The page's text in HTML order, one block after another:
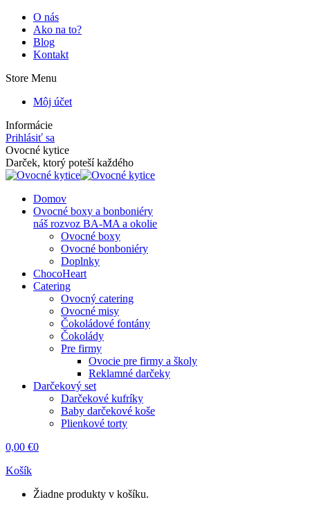
Skip
content
O nás
Ako na to?
Blog
Kontakt
Store Menu
Môj účet
Informácie
Prihlásiť sa
Facebook
page
opens
new
window
Instagram
page
opens
new
window
Ovocné kytice
Darček, ktorý poteší každého
Domov
Ovocné boxy a bonboniéry
náš rozvoz BA-MA a okolie
Ovocné boxy
Ovocné bonboniéry
Doplnky
ChocoHeart
Catering
Ovocný catering
Ovocné misy
Čokoládové fontány
Čokolády
Pre firmy
Ovocie pre firmy a školy
Reklamné darčeky
Darčekový set
Darčekové kufríky
Baby darčekové koše
Plienkové torty
0,00 €0
Košík
Žiadne produkty v košíku.